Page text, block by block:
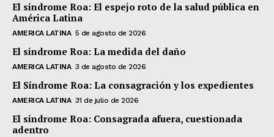
El síndrome Roa: El espejo roto de la salud pública en
América Latina
AMERICA LATINA 5 de agosto de 2026
El síndrome Roa: La medida del daño
AMERICA LATINA 3 de agosto de 2026
El Síndrome Roa: La consagración y los expedientes
AMERICA LATINA 31 de julio de 2026
El síndrome Roa: Consagrada afuera, cuestionada
adentro